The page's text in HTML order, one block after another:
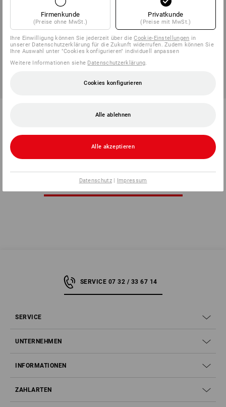
ab 3,95 €
(m. MwSt.) ab 20 Stück
ab 2,75 €
(m. MwSt.) ab 5 Pack
Sie haben sich bereits 8 von 8 Artikeln angesehen.
SERVICE 07 32 / 33 67 14
SERVICE
UNTERNEHMEN
INFORMATIONEN
ZAHLARTEN
Firmenkunde
(Preise ohne MwSt.)
Privatkunde
(Preise mit MwSt.)
Ihre Einwilligung können Sie jederzeit über dieCookie-Einstellungen in
unserer Datenschutzerklärung für die Zukunft widerrufen. Zudem können Sie
Ihre Auswahl unter "Cookies konfigurieren" individuell anpassen
Weitere Informationen siehe Datenschutzerklärung
Cookies konfigurieren
Alle ablehnen
Alle akzeptieren
Datenschutz| Impressum